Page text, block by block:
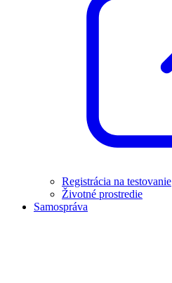
Registrácia na testovanie
Životné prostredie
Samospráva